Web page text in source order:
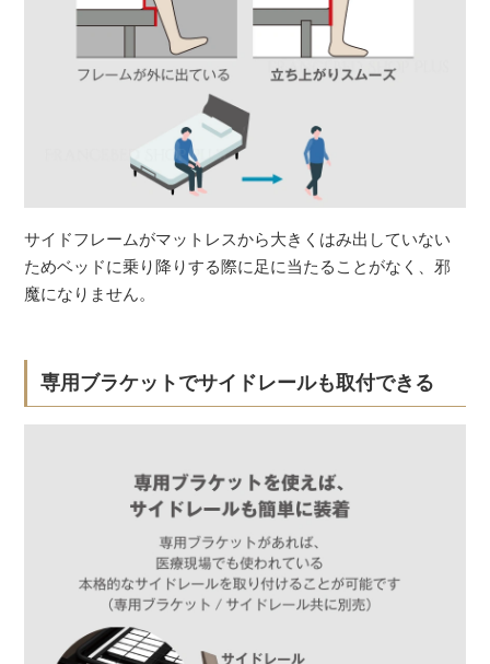
サイドフレームがマットレスから大きくはみ出していない
ためベッドに乗り降りする際に足に当たることがなく、邪
魔になりません。
専用ブラケットでサイドレールも取付できる